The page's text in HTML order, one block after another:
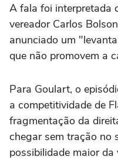
A fala foi interpretada
vereador Carlos
anunciado um
que não promovem a
Para Goulart, o
a competitividade de
fragmentação da
chegar sem tração no
possibilidade maior